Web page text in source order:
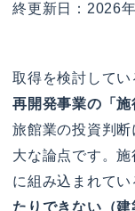
終更新日：2026
取得を検討してい
再開発事業の「施
旅館業の投資判
大な論点です。
に組み込まれてい
たりできない（